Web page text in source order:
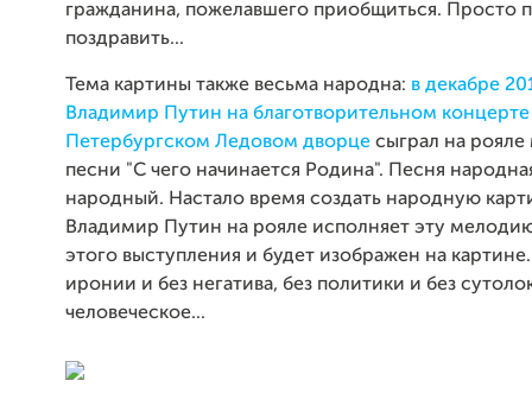
гражданина, пожелавшего приобщиться. Просто
поздравить...
Тема картины также весьма народна: в декабре
Владимир Путин на благотворительном
Петербургском Ледовом дворце сыграл на
песни "С чего начинается Родина". Песня
народный. Настало время создать народную
Владимир Путин на рояле исполняет эту
этого выступления и будет изображен на
иронии и без негатива, без политики и без
человеческое...